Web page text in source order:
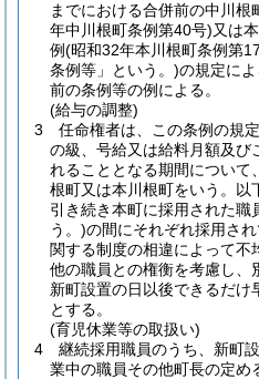
までにおける合併前の中川根
年中川根町条例第40号)又は
例(昭和32年本川根町条例第
条例等」という。)の規定に
前の条例等の例による。
(給与の調整)
3
任命権者は、この条例の規
の級、号給又は給料月額及び
れることとなる期間について
根町又は本川根町をいう。以
引き続き本町に採用された職
う。)の間にそれぞれ採用さ
関する制度の相違によって不
他の職員との権衡を考慮し、
新町設置の日以後できるだ
とする。
(育児休業等の取扱い)
4
継続採用職員のうち、新町
業中の職員その他町長の定め